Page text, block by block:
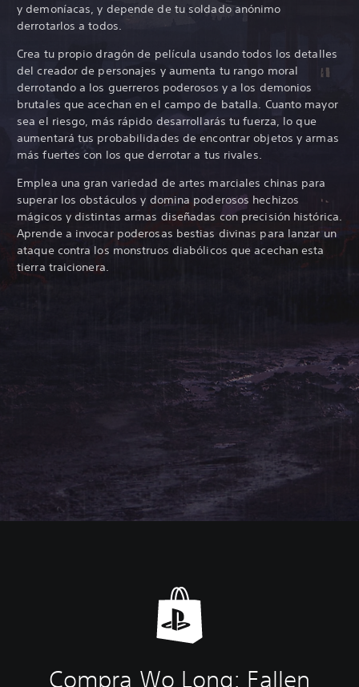
y demoníacas, y depende de tu soldado anónimo
derrotarlos a todos.
Crea tu propio dragón de película usando todos los detalles
del creador de personajes y aumenta tu rango moral
derrotando a los guerreros poderosos y a los demonios
brutales que acechan en el campo de batalla. Cuanto mayor
sea el riesgo, más rápido desarrollarás tu fuerza, lo que
aumentará tus probabilidades de encontrar objetos y armas
más fuertes con los que derrotar a tus rivales.
Emplea una gran variedad de artes marciales chinas para
superar los obstáculos y domina poderosos hechizos
mágicos y distintas armas diseñadas con precisión histórica.
Aprende a invocar poderosas bestias divinas para lanzar un
ataque contra los monstruos diabólicos que acechan esta
tierra traicionera.
Compra Wo Long: Fallen